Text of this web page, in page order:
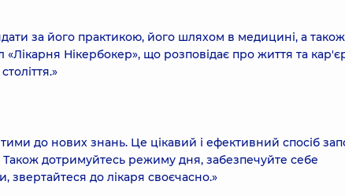
за його практикою, його шляхом в медицині, а
Нікербокер», що розповідає про життя та
до нових знань. Це цікавий і ефективний спосіб
дотримуйтесь режиму дня, забезпечуйте себе
звертайтеся до лікаря своєчасно.»